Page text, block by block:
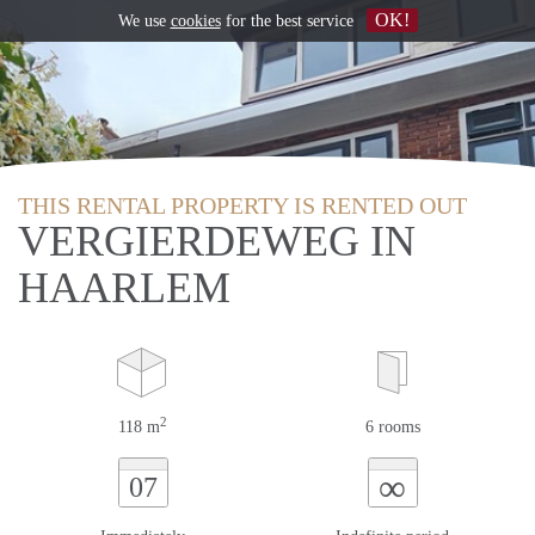
THIS RENTAL PROPERTY IS RENTED OUT
VERGIERDEWEG IN
HAARLEM
118 m2 6 rooms
07 ∞
We use cookiesfor the best service OK!